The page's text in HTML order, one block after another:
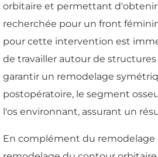
orbitaire et permettant d'obtenir
recherchée pour un front
pour cette intervention est
de travailler autour de
garantir un remodelage
postopératoire, le segment
l'os environnant, assurant un
En complément du remodelage